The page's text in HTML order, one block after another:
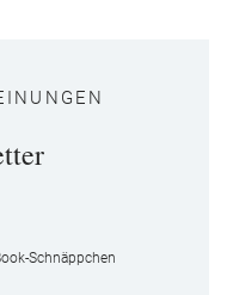
Schnäppchen